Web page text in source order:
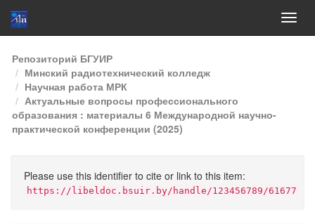
Skip
navigation
Репозиторий БГУИР
Минский радиотехнический колледж
Научная работа МРК
Актуальные вопросы профессионального
образования : материалы 6 Международной научно-
практической конференции (2025)
Please use this identifier to cite or link to this item:
https://libeldoc.bsuir.by/handle/123456789/61677